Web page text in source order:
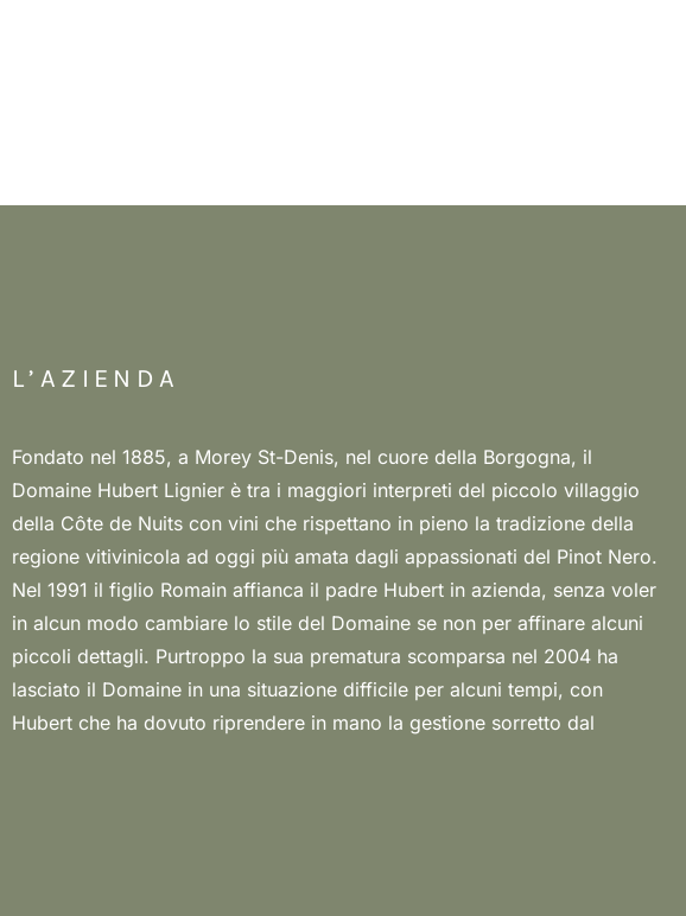
L’AZIENDA
Fondato nel 1885, a Morey St-Denis, nel cuore della Borgogna, il
Domaine Hubert Lignier è tra i maggiori interpreti del piccolo villaggio
della Côte de Nuits con vini che rispettano in pieno la tradizione della
regione vitivinicola ad oggi più amata dagli appassionati del Pinot Nero.
Nel 1991 il figlio Romain affianca il padre Hubert in azienda, senza voler
in alcun modo cambiare lo stile del Domaine se non per affinare alcuni
piccoli dettagli. Purtroppo la sua prematura scomparsa nel 2004 ha
lasciato il Domaine in una situazione difficile per alcuni tempi, con
Hubert che ha dovuto riprendere in mano la gestione sorretto dal
primogenito Laurent che di lì a poco ha preso il controllo della cantina. I
vigneti di proprietà sono situati nei comuni di Morey-St-Denis,
Chambolle-Musigny e Gevrey-Chambertin ed oltre alle uve di queste
vigne vengono vinificate le uve della proprietà della vedova di Romain
motivo per cui alcuni vini sono di “negoçe”. Un talento impressionante
nella vinificazione con uno stile senza eccessi hanno fatto di Hubert
Lignier uno dei maggiori interpreti di Borgogna: i suoi vini rappresentano